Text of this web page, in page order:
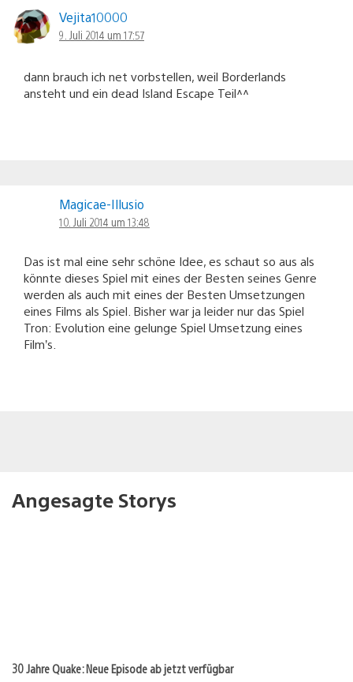
Vejita10000
9. Juli 2014 um 17:57
dann brauch ich net vorbstellen, weil Borderlands
ansteht und ein dead Island Escape Teil^^
Magicae-Illusio
10. Juli 2014 um 13:48
Das ist mal eine sehr schöne Idee, es schaut so aus als
könnte dieses Spiel mit eines der Besten seines Genre
werden als auch mit eines der Besten Umsetzungen
eines Films als Spiel. Bisher war ja leider nur das Spiel
Tron: Evolution eine gelunge Spiel Umsetzung eines
Film’s.
Angesagte Storys
30 Jahre Quake: Neue Episode ab jetzt verfügbar